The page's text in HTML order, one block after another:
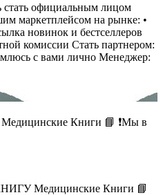
стать официальным лицом
маркетплейсом на рынке: •
новинок и бестселлеров
комиссии Стать партнером:
с вами лично Менеджер:
Книги 📘 ❗️Мы в
Медицинские Книги 📘